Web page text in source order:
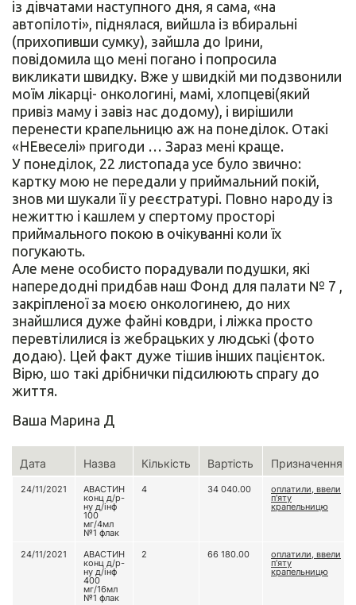
із дівчатами наступного дня, я сама, «на
автопілоті», піднялася, вийшла із вбиральні
(прихопивши сумку), зайшла до Ірини,
повідомила що мені погано і попросила
викликати швидку. Вже у швидкій ми подзвонили
моїм лікарці- онкологині, мамі, хлопцеві(який
привіз маму і завіз нас додому), і вирішили
перенести крапельницю аж на понеділок. Отакі
«НЕвеселі» пригоди … Зараз мені краще.
У понеділок, 22 листопада усе було звично:
картку мою не передали у приймальний покій,
знов ми шукали її у реєстратурі. Повно народу із
нежиттю і кашлем у спертому просторі
приймального покою в очікуванні коли їх
погукають.
Але мене особисто порадували подушки, які
напередодні придбав наш Фонд для палати № 7 ,
закріпленої за моєю онкологинею, до них
знайшлися дуже файні ковдри, і ліжка просто
перевтілилися із жебрацьких у людські (фото
додаю). Цей факт дуже тішив інших пацієнток.
Вірю, шо такі дрібнички підсилюють спрагу до
життя.
Ваша Марина Д
Дата Назва Кількість Вартість Призначення
24/11/2021 АВАСТИН
конц д/р-
ну д/інф
100
мг/4мл
№1 флак
4 34 040.00 оплатили, ввели
п'яту
крапельницю
24/11/2021 АВАСТИН
конц д/р-
ну д/інф
400
мг/16мл
№1 флак
2 66 180.00 оплатили, ввели
п'яту
крапельницю